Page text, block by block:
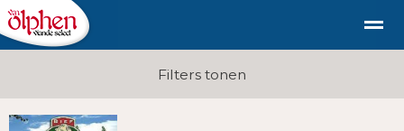
duurzaam diervriendelijk vlees uit de
Filters tonen